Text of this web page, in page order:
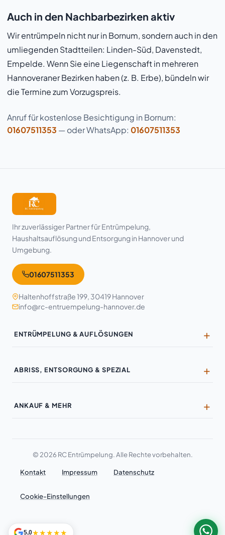
Auch in den Nachbarbezirken aktiv
Wir entrümpeln nicht nur in Bornum, sondern auch in den
umliegenden Stadtteilen: Linden-Süd, Davenstedt,
Empelde. Wenn Sie eine Liegenschaft in mehreren
Hannoveraner Bezirken haben (z. B. Erbe), bündeln wir
die Termine zum Vorzugspreis.
Anruf für kostenlose Besichtigung in Bornum:
01607511353 — oder WhatsApp: 01607511353
Ihr zuverlässiger Partner für Entrümpelung,
Haushaltsauflösung und Entsorgung in Hannover und
Umgebung.
01607511353
Haltenhoffstraße 199, 30419 Hannover
info@rc-entruempelung-hannover.de
ENTRÜMPELUNG & AUFLÖSUNGEN
Haushaltsauflösung
Büroräumung
Kellerentrümpelung
Dachbodenräumung
Gartenentrümpelung
ABRISS, ENTSORGUNG & SPEZIAL
Hausabriss
Badezimmer-Rückbau
Maschinenausbau
ANKAUF & MEHR
Einzugsgebiete
© 2026 RC Entrümpelung. Alle Rechte vorbehalten.
Kontakt Impressum Datenschutz
Cookie-Einstellungen
5,0★★★★★